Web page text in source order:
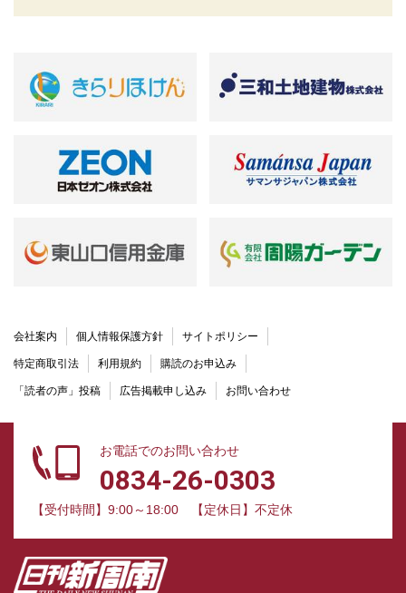
会社案内 個人情報保護方針 サイトポリシー
特定商取引法 利用規約 購読のお申込み
「読者の声」投稿 広告掲載申し込み お問い合わせ
お電話でのお問い合わせ
0834-26-0303
【受付時間】9:00～18:00 【定休日】不定休